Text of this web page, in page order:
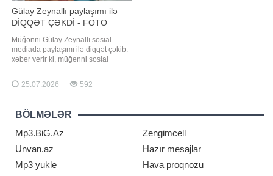
Gülay Zeynallı paylaşımı ilə
DİQQƏT ÇƏKDİ - FOTO
Müğənni Gülay Zeynallı sosial
mediada paylaşımı ilə diqqət çəkib.
xəbər verir ki, müğənni sosial
paylaşıb. Görüntülərdə Gülay
görünüşü ilə diqqət çəkib. Onun
Həmin fotoları təqdim edirik:
25.07.2026 592
BÖLMƏLƏR
Mp3.BiG.Az
Zengimcell
Unvan.az
Hazır mesajlar
Mp3 yukle
Hava proqnozu